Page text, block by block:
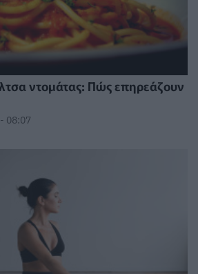
ντομάτας: Πώς επηρεάζουν
08:07